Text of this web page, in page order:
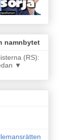
namnbytet
(RS):
▼